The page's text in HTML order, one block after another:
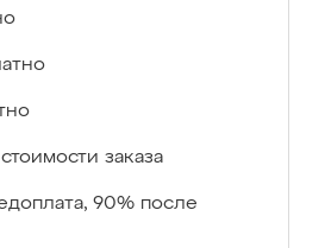
заказа
90% после